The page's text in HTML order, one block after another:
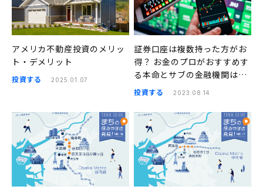
アメリカ不動産投資のメリッ
ト・デメリット
投資する 2025.01.07
証券口座は複数持った方がお
得？ お金のプロがおすすめす
る本命とサブの金融機関はこ
ちら
投資する 2023.08.14